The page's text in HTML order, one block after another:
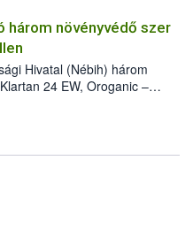
a szlovák
megállítása érdekében.
három növényvédő szer
Hivatal (Nébih) három
24 EW, Oroganic –
a szüretet követően,
91) stádiumáig
a károsító elleni további
ökológiai termesztésben is